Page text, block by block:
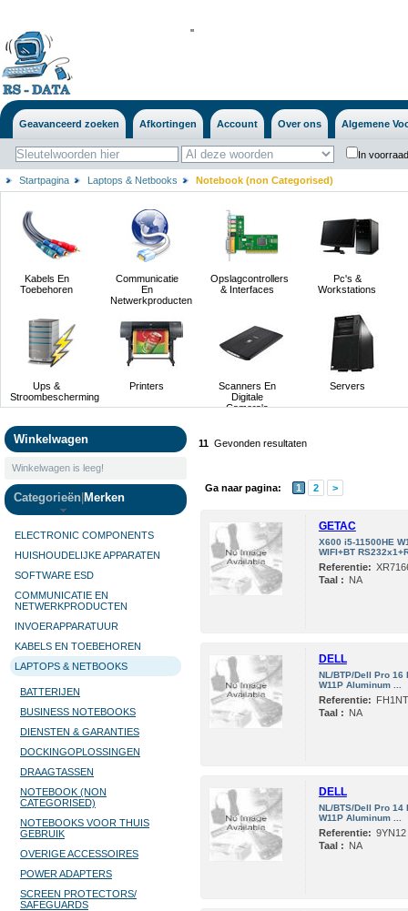
''
Geavanceerd zoeken Afkortingen Account Over ons Algemene
In
Startpagina Laptops & Netbooks Notebook (non Categorised)
Kabels En
Toebehoren
Communicatie
En
Netwerkproducten
Opslagcontrollers
& Interfaces
Pc's &
Workstations
Ups &
Stroombescherming
Printers
Scanners En
Digitale
Camera's
Servers
Winkelwagen
Winkelwagen is leeg!
Categorieën Merken
ELECTRONIC COMPONENTS
HUISHOUDELIJKE APPARATEN
SOFTWARE ESD
COMMUNICATIE EN
NETWERKPRODUCTEN
INVOERAPPARATUUR
KABELS EN TOEBEHOREN
LAPTOPS & NETBOOKS
BATTERIJEN
BUSINESS NOTEBOOKS
DIENSTEN & GARANTIES
DOCKINGOPLOSSINGEN
DRAAGTASSEN
NOTEBOOK (NON
CATEGORISED)
NOTEBOOKS VOOR THUIS
GEBRUIK
OVERIGE ACCESSOIRES
POWER ADAPTERS
SCREEN PROTECTORS/
SAFEGUARDS
11 Gevonden resultaten
Ga naar pagina: 1 2 >
GETAC
X600 i5-11500HE
WIFI+BT
Referentie:
Taal : NA
DELL
NL/BTP/Dell Pro 16
W11P Aluminum ...
Referentie: FH1NT
Taal : NA
DELL
NL/BTS/Dell Pro 14
W11P Aluminum ...
Referentie: 9YN12
Taal : NA